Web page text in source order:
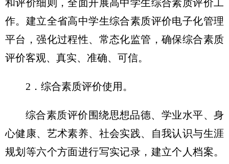
和评价细则，全面开展高中学生综合素质评价工
作。建立全省高中学生综合素质评价电子化管理
平台，强化过程性、常态化监管，确保综合素质
评价客观、真实、准确、可信。
2．综合素质评价使用。
综合素质评价围绕思想品德、学业水平、身
心健康、艺术素养、社会实践、自我认识与生涯
规划等六个方面进行写实记录，建立个人档案。